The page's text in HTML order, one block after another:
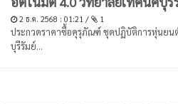
2 ธ.ค. 2568 : 01:21 / 1
ประกวดราคาซื้อคุรุภัณฑ์ ชุดปฏิบัติการหุ่นยน
บุรีรัมย์...